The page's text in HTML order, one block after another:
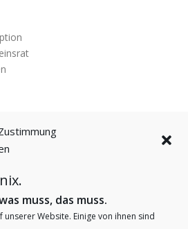
muss, das muss.
unserer Website. Einige von ihnen sind